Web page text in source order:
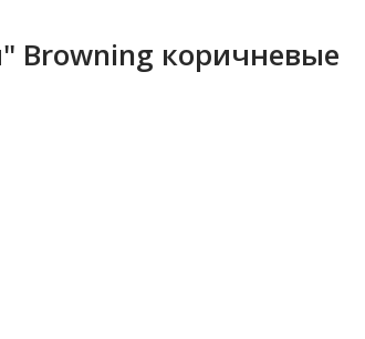
Browning коричневые